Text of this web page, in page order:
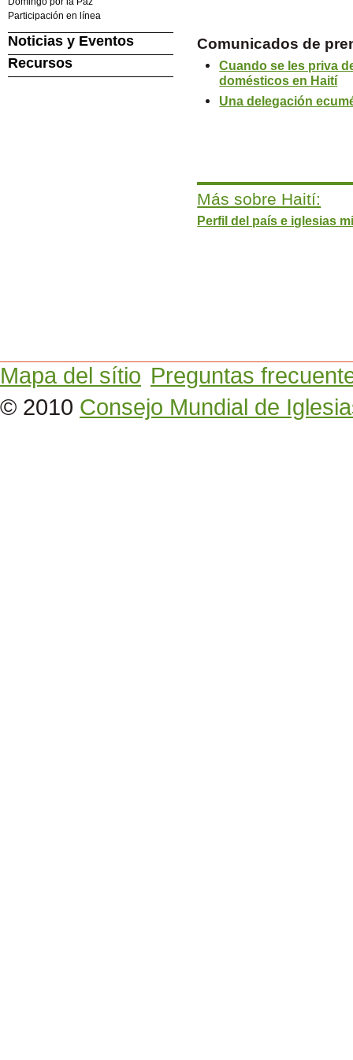
Comunicados de
Cuando se les priva
domésticos en Haití
Una delegación
Más sobre Haití:
Perfil del país e iglesias
Participación en línea
Noticias y Eventos
Recursos
Mapa del sítio Preguntas
© 2010 Consejo Mundial de